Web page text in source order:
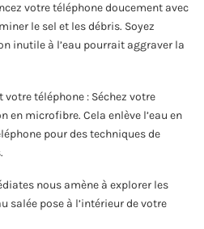
votre téléphone doucement avec
le sel et les débris. Soyez
inutile à l’eau pourrait aggraver la
téléphone : Séchez votre
en microfibre. Cela enlève l’eau en
pour des techniques de
nous amène à explorer les
salée pose à l’intérieur de votre